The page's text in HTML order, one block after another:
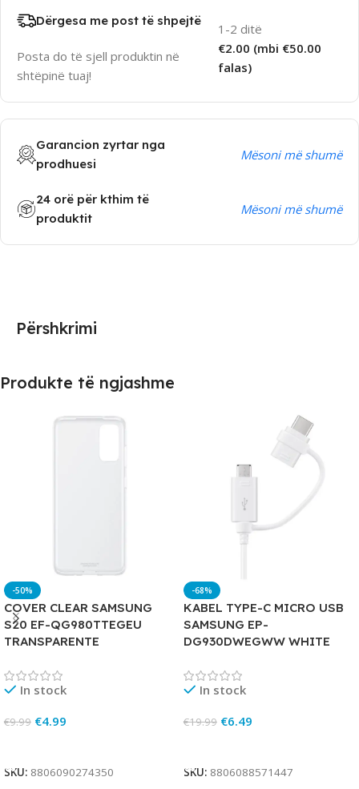
Dërgesa me post të shpejtë
Posta do të sjell produktin në
shtëpinë tuaj!
1-2 ditë
€2.00 (mbi €50.00
falas)
Garancion zyrtar nga
prodhuesi
Mësoni më shumë
24 orë për kthim të
produktit
Mësoni më shumë
Përshkrimi
Produkte të ngjashme
-50%
COVER CLEAR SAMSUNG
S20 EF-QG980TTEGEU
TRANSPARENTE
In stock
€9.99 €4.99
SKU: 8806090274350
-68%
KABEL TYPE-C MICRO USB
SAMSUNG EP-
DG930DWEGWW WHITE
In stock
€19.99 €6.49
SKU: 8806088571447